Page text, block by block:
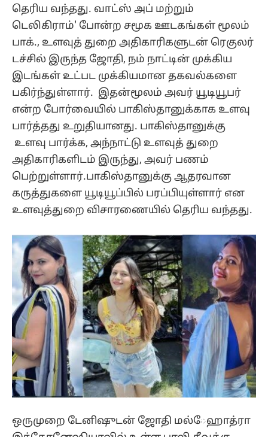
தெரிய வந்தது. வாட்ஸ் அப் மற்றும்
டெலிகிராம்' போன்ற சமூக ஊடகங்கள் மூலம்
பாக்., உளவுத் துறை அதிகாரிகளுடன் ரெகுலர்
டச்சில் இருந்த ஜோதி, நம் நாட்டின் முக்கிய
இடங்கள் உட்பட முக்கியமான தகவல்களை
பகிர்ந்துள்ளார். இதன்மூலம் அவர் யூடியூபர்
என்ற போர்வையில் பாகிஸ்தானுக்காக உளவு
பார்த்தது உறுதியானது. பாகிஸ்தானுக்கு
உளவு பார்க்க, அந்நாட்டு உளவுத் துறை
அதிகாரிகளிடம் இருந்து, அவர் பணம்
பெற்றுள்ளார்.பாகிஸ்தானுக்கு ஆதரவான
கருத்துகளை யூடியூப்பில் பரப்பியுள்ளார் என
உளவுத்துறை விசாரணையில் தெரிய வந்தது.
ஒருமுறை டேனிஷுடன் ஜோதி மல்ேஹாத்ரா